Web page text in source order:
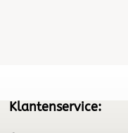
Klantenservice: